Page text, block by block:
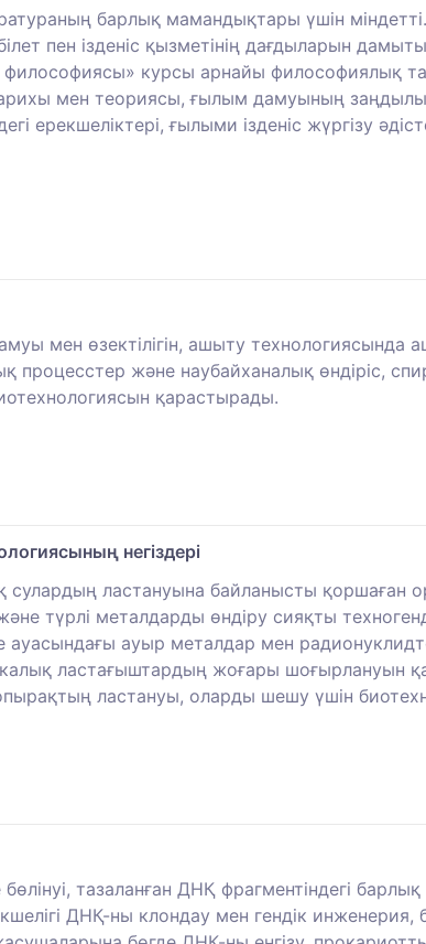
барлық мамандықтары үшін
пен ізденіс қызметінің дағдыларын
курсы арнайы философиялық
мен теориясы, ғылым дамуының
ерекшеліктері, ғылыми ізденіс жүргізу
мен өзектілігін, ашыту технологиясында
процесстер және наубайханалық өндіріс,
қарастырады.
негіздері
ластануына байланысты қоршаған
түрлі металдарды өндіру сияқты
ауыр металдар мен
ластағыштардың жоғары шоғырлануын
ластануы, оларды шешу үшін
тазаланған ДНҚ фрагментіндегі барлық
ДНҚ-ны клондау мен гендік